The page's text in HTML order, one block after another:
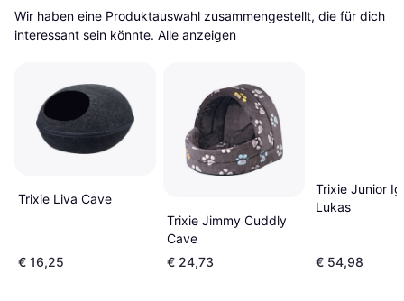
Wir haben eine Produktauswahl zusammengestellt, die für dich
interessant sein könnte. Alle anzeigen
Trixie Liva Cave
€ 16,25
Trixie Jimmy Cuddly
Cave
€ 24,73
Trixie Junior
Lukas
€ 54,98